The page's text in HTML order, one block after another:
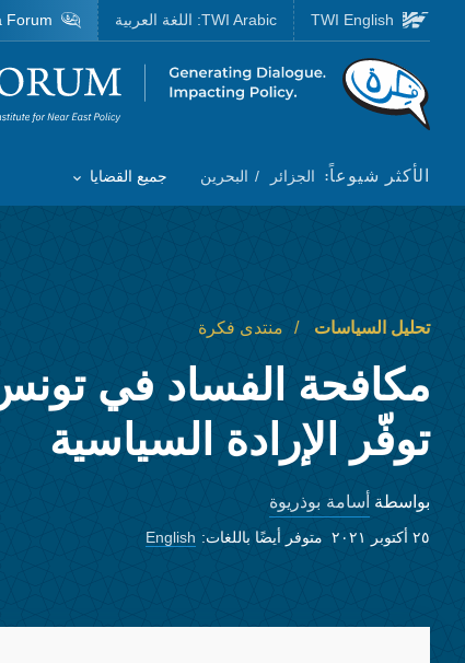
Skip to main content
Homepage
الأكثر شيوعاً: الجزائر البحرين
Toggle List of
جميع القضايا
TWI English
TWI Arabic: اللغة العربية Forum
تحليل السياسات منتدى فكرة
مكافحة الفساد في
توفّر الإرادة السياسية
بواسطة أسامة بوذريوة
٢٥ أكتوبر ٢٠٢١ متوفر أيضًا باللغات: English